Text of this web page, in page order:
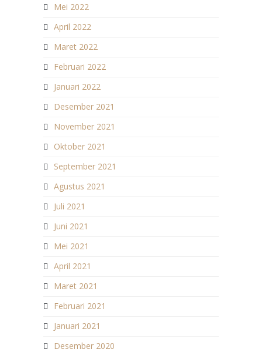
Mei 2022
April 2022
Maret 2022
Februari 2022
Januari 2022
Desember 2021
November 2021
Oktober 2021
September 2021
Agustus 2021
Juli 2021
Juni 2021
Mei 2021
April 2021
Maret 2021
Februari 2021
Januari 2021
Desember 2020